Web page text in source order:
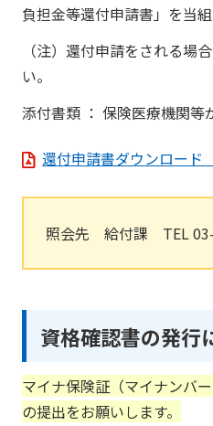
負担金等還付申請書」を当
（注）還付申請をされる
い。
添付書類 ： 保険医療機関
還付申請書ダウンロード
照会先 給付課 TEL
資格確認書の発行
マイナ保険証（マイナンバ
の提出をお願いします。